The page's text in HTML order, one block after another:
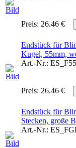
Preis: 26.46 €
Endstück für
Kugel, 55mm,
Art.-Nr.:
Preis: 26.46 €
Endstück für
Stecken, große
Art.-Nr.: